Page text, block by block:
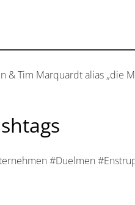
Tim Marquardt alias „die
#Duelmen